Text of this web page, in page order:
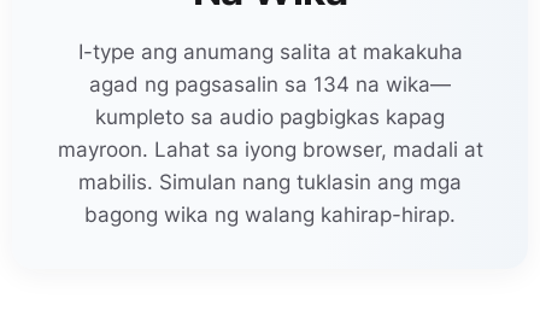
I-type ang anumang salita at makakuha
agad ng pagsasalin sa 134 na wika—
kumpleto sa audio pagbigkas kapag
mayroon. Lahat sa iyong browser, madali at
mabilis. Simulan nang tuklasin ang mga
bagong wika ng walang kahirap-hirap.